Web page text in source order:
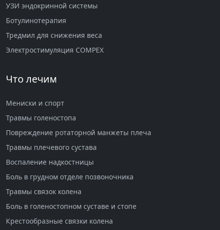
УЗИ эндокринной системы
Ботулинотерапия
Тредмил для снижения веса
Электростимуляция COMPEX
Что лечим
Мениски и спорт
Травмы голеностопа
Повреждение ротаторной манжеты плеча
Травмы плечевого сустава
Воспаление надкостницы
Боль в грудном отделе позвоночника
Травмы связок колена
Боль в голеностопном суставе и стопе
Крестообразные связки колена